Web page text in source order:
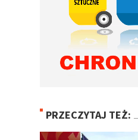
PRZECZYTAJ TEŻ: